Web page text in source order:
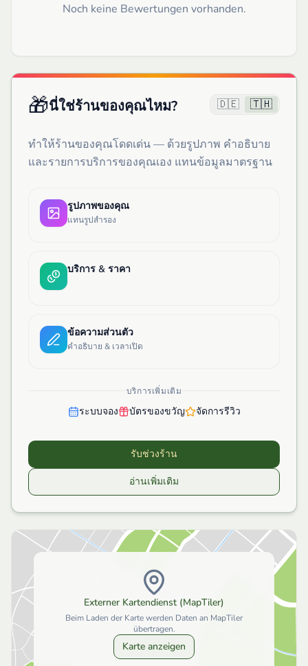
Noch keine Bewertungen vorhanden.
🎁นี่ใช่ร้านของคุณไหม? 🇩🇪 🇹🇭
ทำให้ร้านของคุณโดดเด่น — ด้วยรูปภาพ คำอธิบาย
และรายการบริการของคุณเอง แทนข้อมูลมาตรฐาน
รูปภาพของคุณ
แทนรูปสำรอง
บริการ & ราคา
ข้อความส่วนตัว
คำอธิบาย & เวลาเปิด
บริการเพิ่มเติม
ระบบจอง บัตรของขวัญ จัดการรีวิว
รับช่วงร้าน
อ่านเพิ่มเติม
Externer Kartendienst (MapTiler)
Beim Laden der Karte werden Daten an MapTiler
übertragen.
Karte anzeigen